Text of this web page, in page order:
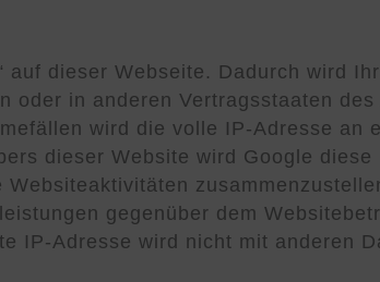
dieser Webseite. Dadurch wird
in anderen Vertragsstaaten des
wird die volle IP-Adresse an
dieser Website wird Google
gegenüber dem
IP-Adresse wird nicht mit anderen